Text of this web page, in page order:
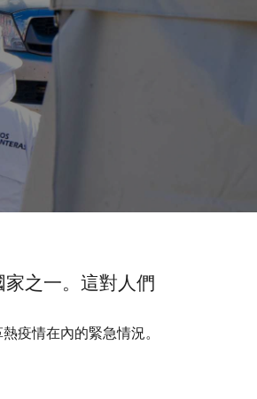
之一。這對人們
疫情在內的緊急情況。​